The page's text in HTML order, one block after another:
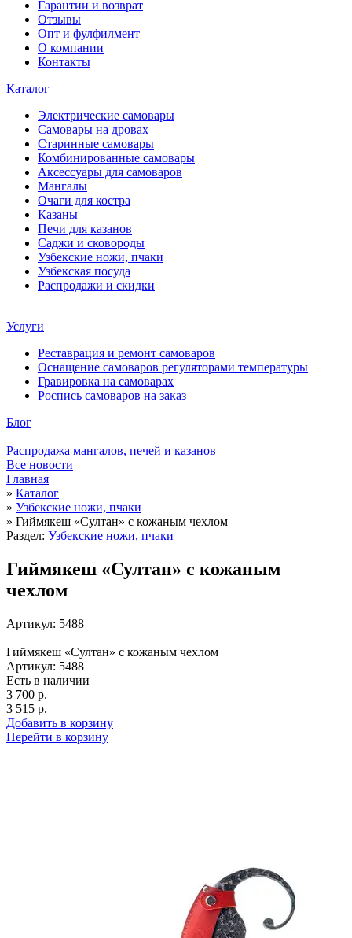
Гарантии и возврат
Отзывы
Опт и фулфилмент
О компании
Контакты
Каталог
Электрические самовары
Cамовары на дровах
Старинные самовары
Комбинированные самовары
Аксессуары для самоваров
Мангалы
Очаги для костра
Казаны
Печи для казанов
Саджи и сковороды
Узбекские ножи, пчаки
Узбекская посуда
Распродажи и скидки
Услуги
Реставрация и ремонт самоваров
Оснащение самоваров регуляторами температуры
Гравировка на самоварах
Роспись самоваров на заказ
Блог
Распродажа мангалов, печей и казанов
Все новости
Главная
» Каталог
» Узбекские ножи, пчаки
» Гиймякеш «Султан» с кожаным чехлом
Раздел: Узбекские ножи, пчаки
Гиймякеш «Султан» с кожаным
чехлом
Артикул: 5488
Гиймякеш «Султан» с кожаным чехлом
Артикул: 5488
Есть в наличии
3 700 р.
3 515 р.
Добавить в корзину
Перейти в корзину